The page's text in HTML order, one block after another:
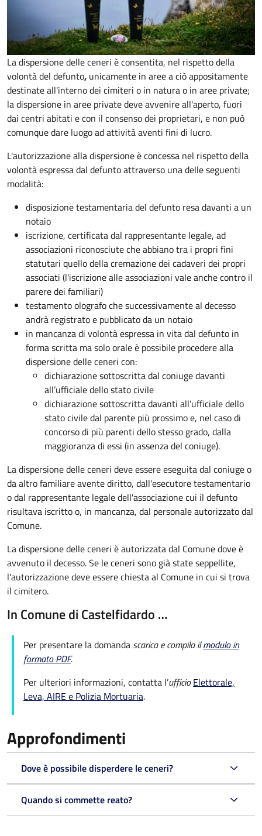
La dispersione delle ceneri è consentita, nel rispetto della
volontà del defunto, unicamente in aree a ciò appositamente
destinate all'interno dei cimiteri o in natura o in aree private;
la dispersione in aree private deve avvenire all'aperto, fuori
dai centri abitati e con il consenso dei proprietari, e non può
comunque dare luogo ad attività aventi fini di lucro.
L'autorizzazione alla dispersione è concessa nel rispetto della
volontà espressa dal defunto attraverso una delle seguenti
modalità:
disposizione testamentaria del defunto resa davanti a un
notaio
iscrizione, certificata dal rappresentante legale, ad
associazioni riconosciute che abbiano tra i propri fini
statutari quello della cremazione dei cadaveri dei propri
associati (l'iscrizione alle associazioni vale anche contro il
parere dei familiari)
testamento olografo che successivamente al decesso
andrà registrato e pubblicato da un notaio
in mancanza di volontà espressa in vita dal defunto in
forma scritta ma solo orale è possibile procedere alla
dispersione delle ceneri con:
dichiarazione sottoscritta dal coniuge davanti
all’ufficiale dello stato civile
dichiarazione sottoscritta davanti all’ufficiale dello
stato civile dal parente più prossimo e, nel caso di
concorso di più parenti dello stesso grado, dalla
maggioranza di essi (in assenza del coniuge).
La dispersione delle ceneri deve essere eseguita dal coniuge o
da altro familiare avente diritto, dall'esecutore testamentario
o dal rappresentante legale dell'associazione cui il defunto
risultava iscritto o, in mancanza, dal personale autorizzato dal
Comune.
La dispersione delle ceneri è autorizzata dal Comune dove è
avvenuto il decesso. Se le ceneri sono già state seppellite,
l'autorizzazione deve essere chiesta al Comune in cui si trova
il cimitero.
In Comune di Castelfidardo …
Per presentare la domanda scarica e compila ilmodulo in
formato PDF.
Per ulteriori informazioni, contatta l’ufficioElettorale,
Leva, AIRE e Polizia Mortuaria.
Approfondimenti
Dove è possibile disperdere le ceneri?
Quando si commette reato?